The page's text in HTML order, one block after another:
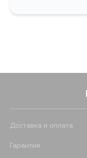
Доставка и оплата
Гарантия